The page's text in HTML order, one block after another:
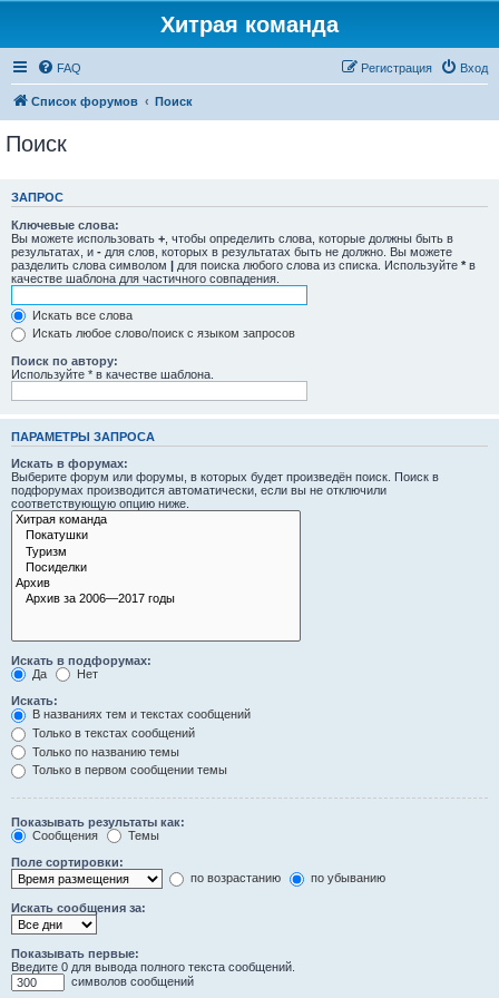
Хитрая команда
FAQ Вход
Регистрация
Список форумов Поиск
Поиск
ЗАПРОС
Ключевые слова:
Вы можете использовать + , чтобы определить слова, которые должны быть в
результатах, и - для слов, которых в результатах быть не должно. Вы можете
разделить слова символом | для поиска любого слова из списка. Используйте * в
качестве шаблона для частичного совпадения.
Искать все слова
Искать любое слово/поиск с языком запросов
Поиск по автору:
Используйте * в качестве шаблона.
ПАРАМЕТРЫ ЗАПРОСА
Искать в форумах:
Выберите форум или форумы, в которых будет произведён поиск. Поиск в
подфорумах производится автоматически, если вы не отключили
соответствующую опцию ниже.
Искать в подфорумах:
Да
Нет
Искать:
В названиях тем и текстах сообщений
Только в текстах сообщений
Только по названию темы
Только в первом сообщении темы
Показывать результаты как:
Сообщения
Темы
Поле сортировки:
по возрастанию
по убыванию
Искать сообщения за:
Показывать первые:
Введите 0 для вывода полного текста сообщений.
символов сообщений